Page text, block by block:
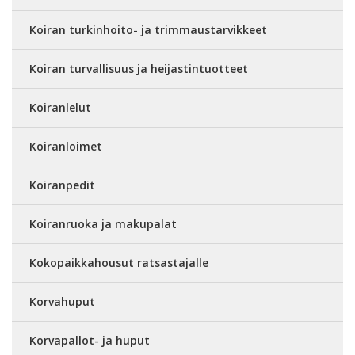
Koiran turkinhoito- ja trimmaustarvikkeet
Koiran turvallisuus ja heijastintuotteet
Koiranlelut
Koiranloimet
Koiranpedit
Koiranruoka ja makupalat
Kokopaikkahousut ratsastajalle
Korvahuput
Korvapallot- ja huput